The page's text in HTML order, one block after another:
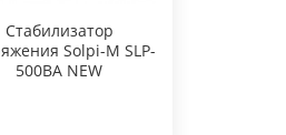
Стабилизатор
Solpi-M SLP-
500BA NEW